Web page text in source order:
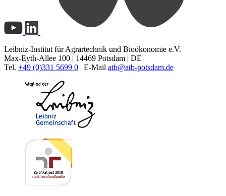
Leibniz-Institut für Agrartechnik und Bioökonomie e.V.
Max-Eyth-Allee 100 | 14469 Potsdam | DE
Tel. +49 (0)331 5699 0 | E-Mail atb@atb-potsdam.de